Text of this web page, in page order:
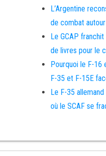
L’Argentine
de combat
Le GCAP
de livres pour le
Pourquoi le F-16
F-35 et F-15E
Le F-35
où le SCAF se